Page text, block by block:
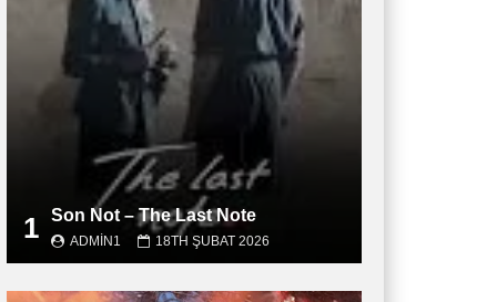
1 Son Not – The Last Note
ADMIN1 18TH ŞUBAT 2026